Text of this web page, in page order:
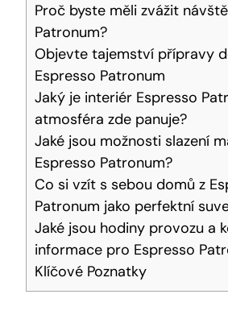
Proč byste měli zvážit
Patronum?
Objevte tajemství přípravy
Espresso Patronum
Jaký je interiér Espresso
atmosféra zde panuje?
Jaké jsou možnosti slazení
Espresso Patronum?
Co si vzít s sebou domů z
Patronum jako perfektní
Jaké jsou hodiny provozu a
informace pro Espresso
Klíčové Poznatky